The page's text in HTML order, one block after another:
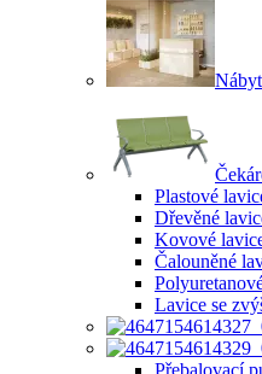
Plastové
Dřevěné
Kovové
Čalouněné
Lavice se
Přebalovací